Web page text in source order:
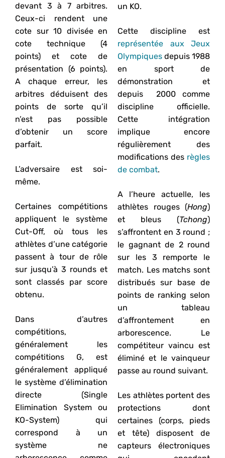
devant 3 à 7 arbitres.
Ceux-ci rendent une
cote sur 10 divisée en
cote technique (4
points) et cote de
présentation (6 points).
A chaque erreur, les
arbitres déduisent des
points de sorte qu’il
n’est pas possible
d’obtenir un score
parfait.
L’adversaire est soi-
même.
Certaines compétitions
appliquent le système
Cut-Off, où tous les
athlètes d’une catégorie
passent à tour de rôle
sur jusqu’à 3 rounds et
sont classés par score
obtenu.
Dans d’autres
compétitions,
généralement les
compétitions G, est
généralement appliqué
le système d’élimination
directe (Single
Elimination System ou
KO-System) qui
correspond à un
système ne
un KO.
Cette discipline est
représentée aux Jeux
Olympiques depuis 1988
en sport de
démonstration et
depuis 2000 comme
discipline officielle.
Cette intégration
implique encore
régulièrement des
modifications des règles
de combat.
A l’heure actuelle, les
athlètes rouges (Hong)
et bleus (Tchong)
s’affrontent en 3 round ;
le gagnant de 2 round
sur les 3 remporte le
match. Les matchs sont
distribués sur base de
points de ranking selon
un tableau
d’affrontement en
arborescence. Le
compétiteur vaincu est
éliminé et le vainqueur
passe au round suivant.
Les athlètes portent des
protections dont
certaines (corps, pieds
et tête) disposent de
capteurs électroniques